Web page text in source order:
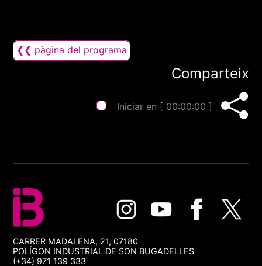
❮❮ pàgina del programa
Comparteix
Iniciar en [ 00:00:00 ]
CARRER MADALENA, 21, 07180
POLÍGON INDUSTRIAL DE SON BUGADELLES
(+34) 971 139 333